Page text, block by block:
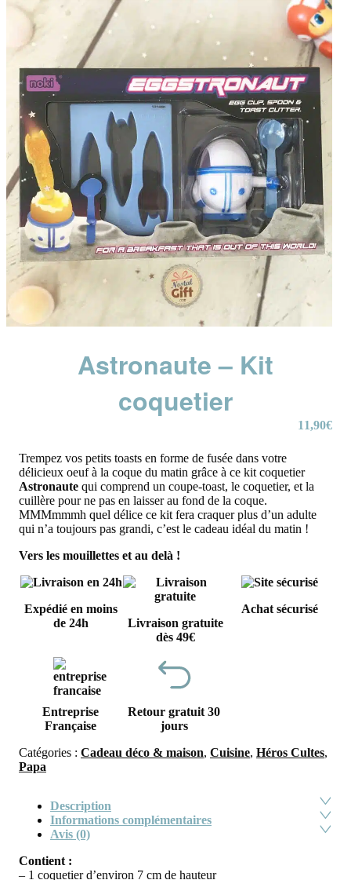
Astronaute – Kit
coquetier
11,90€
Trempez vos petits toasts en forme de fusée dans votre
délicieux oeuf à la coque du matin grâce à ce kit coquetier
Astronaute qui comprend un coupe-toast, le coquetier, et la
cuillère pour ne pas en laisser au fond de la coque.
MMMmmmh quel délice ce kit fera craquer plus d’un adulte
qui n’a toujours pas grandi, c’est le cadeau idéal du matin !
Vers les mouillettes et au delà !
Expédié en moins
de 24h
Livraison gratuite
dès 49€
Achat sécurisé
Entreprise
Française
Retour gratuit 30
jours
Catégories : Cadeau déco & maison, Cuisine, Héros Cultes,
Papa
Description
Informations complémentaires
Avis (0)
Contient :
– 1 coquetier d’environ 7 cm de hauteur